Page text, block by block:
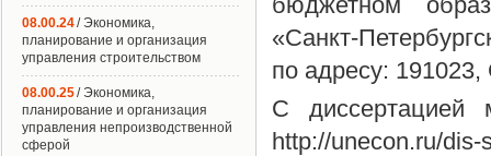
«Санкт-
по адресу:
С диссертацией
http://unecon.ru/dis-
08.00.24/ Экономика,
планирование и организация
управления строительством
08.00.25/ Экономика,
планирование и организация
управления непроизводственной
сферой